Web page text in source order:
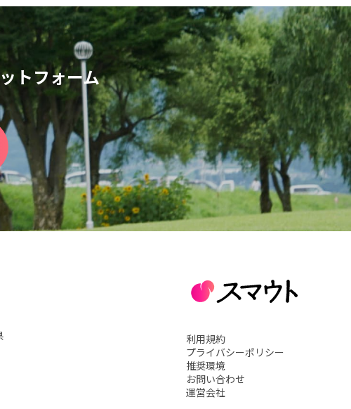
トフォーム
利用規約
プライバシーポリシー
推奨環境
お問い合わせ
運営会社